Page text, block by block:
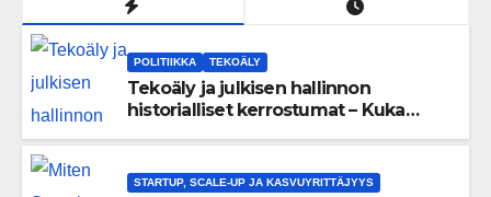
POLITIIKKA TEKOÄLY
Tekoäly ja julkisen hallinnon
historialliset kerrostumat – Kuka
STARTUP, SCALE-UP JA KASVUYRITTÄJYYS